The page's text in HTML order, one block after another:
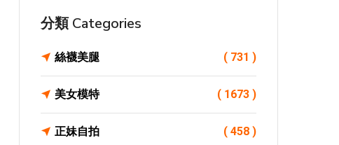
分類 Categories
絲襪美腿 ( 731 )
美女模特 ( 1673 )
正妹自拍 ( 458 )